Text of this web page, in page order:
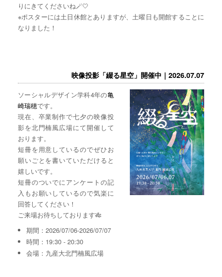
りにきてくださいね🪄🤍
※ポスターには土日休館とありますが、土曜日も開館することに
なりました！
映像投影「綴る星空」開催中｜2026.07.07
ソーシャルデザイン学科4年の亀
崎瑞穂です。
現在、卒業制作で七夕の映像投
影を北門楠風広場にて開催して
おります。
短冊を用意しているのでぜひお
願いごとを書いていただけると
嬉しいです。
短冊のついでにアンケートの記
入もお願いしているので気楽に
回答してください！
ご来場お待ちしております🎋
期間：2026/07/06-2026/07/07
時間：19:30 - 20:30
会場：九産大北門楠風広場